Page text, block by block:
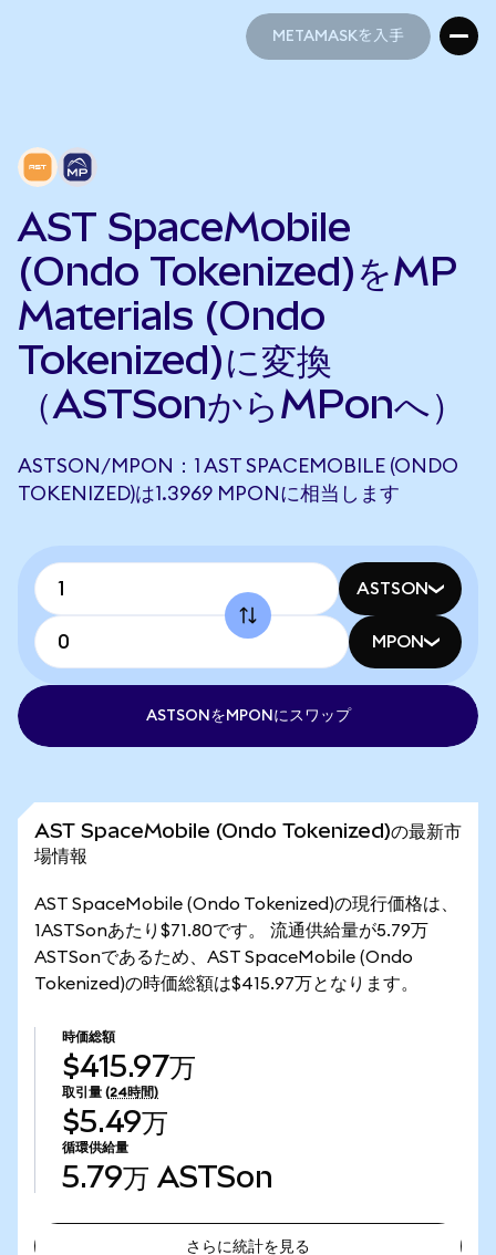
METAMASKを入手
AST SpaceMobile
(Ondo Tokenized)をMP
Materials (Ondo
Tokenized)に変換
（ASTSonからMPonへ）
ASTSON/MPON：1 AST SPACEMOBILE (ONDO
TOKENIZED)は1.3969 MPONに相当します
ASTSON
MPON
ASTSONをMPONにスワップ
AST SpaceMobile (Ondo Tokenized)の最新市
場情報
AST SpaceMobile (Ondo Tokenized)の現行価格は、
1ASTSonあたり$71.80です。 流通供給量が5.79万
ASTSonであるため、AST SpaceMobile (Ondo
Tokenized)の時価総額は$415.97万となります。
時価総額
$415.97万
取引量 (24時間)
$5.49万
循環供給量
5.79万 ASTSon
さらに統計を見る